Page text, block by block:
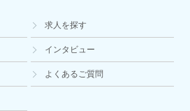
求人を探す
インタビュー
よくあるご質問